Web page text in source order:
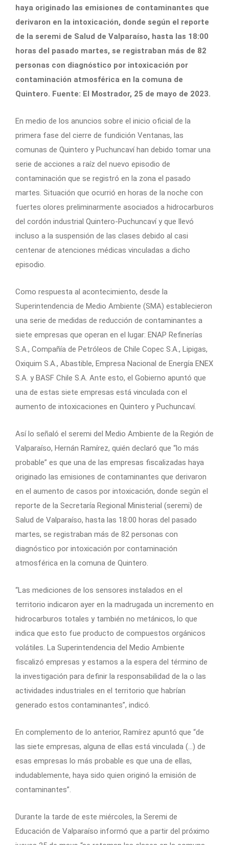
haya originado las emisiones de contaminantes que
derivaron en la intoxicación, donde según el reporte
de la seremi de Salud de Valparaíso, hasta las 18:00
horas del pasado martes, se registraban más de 82
personas con diagnóstico por intoxicación por
contaminación atmosférica en la comuna de
Quintero. Fuente: El Mostrador, 25 de mayo de 2023.
En medio de los anuncios sobre el inicio oficial de la
primera fase del cierre de fundición Ventanas, las
comunas de Quintero y Puchuncaví han debido tomar una
serie de acciones a raíz del nuevo episodio de
contaminación que se registró en la zona el pasado
martes. Situación que ocurrió en horas de la noche con
fuertes olores preliminarmente asociados a hidrocarburos
del cordón industrial Quintero-Puchuncaví y que llevó
incluso a la suspensión de las clases debido al casi
centenar de atenciones médicas vinculadas a dicho
episodio.
Como respuesta al acontecimiento, desde la
Superintendencia de Medio Ambiente (SMA) establecieron
una serie de medidas de reducción de contaminantes a
siete empresas que operan en el lugar: ENAP Refinerías
S.A., Compañía de Petróleos de Chile Copec S.A., Lipigas,
Oxiquim S.A., Abastible, Empresa Nacional de Energía ENEX
S.A. y BASF Chile S.A. Ante esto, el Gobierno apuntó que
una de estas siete empresas está vinculada con el
aumento de intoxicaciones en Quintero y Puchuncaví.
Así lo señaló el seremi del Medio Ambiente de la Región de
Valparaíso, Hernán Ramírez, quién declaró que “lo más
probable” es que una de las empresas fiscalizadas haya
originado las emisiones de contaminantes que derivaron
en el aumento de casos por intoxicación, donde según el
reporte de la Secretaría Regional Ministerial (seremi) de
Salud de Valparaíso, hasta las 18:00 horas del pasado
martes, se registraban más de 82 personas con
diagnóstico por intoxicación por contaminación
atmosférica en la comuna de Quintero.
“Las mediciones de los sensores instalados en el
territorio indicaron ayer en la madrugada un incremento en
hidrocarburos totales y también no metánicos, lo que
indica que esto fue producto de compuestos orgánicos
volátiles. La Superintendencia del Medio Ambiente
fiscalizó empresas y estamos a la espera del término de
la investigación para definir la responsabilidad de la o las
actividades industriales en el territorio que habrían
generado estos contaminantes”, indicó.
En complemento de lo anterior, Ramírez apuntó que “de
las siete empresas, alguna de ellas está vinculada (…) de
esas empresas lo más probable es que una de ellas,
indudablemente, haya sido quien originó la emisión de
contaminantes”.
Durante la tarde de este miércoles, la Seremi de
Educación de Valparaíso informó que a partir del próximo